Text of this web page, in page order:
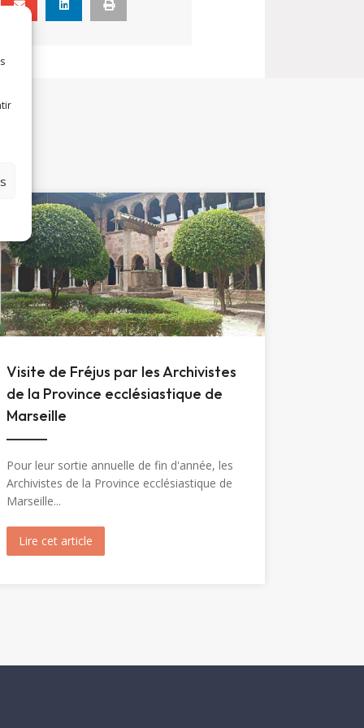
Visite de Fréjus par les Archivistes
de la Province ecclésiastique de
Marseille
Pour leur sortie annuelle de fin d'année, les
Archivistes de la Province ecclésiastique de
Marseille...
Lire cet article